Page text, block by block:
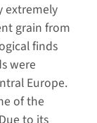
extremely
grain from
finds
were
Europe.
of the